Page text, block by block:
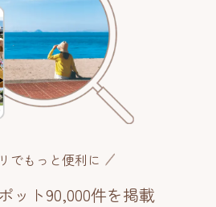
でもっと便利に
ット90,000件を掲載